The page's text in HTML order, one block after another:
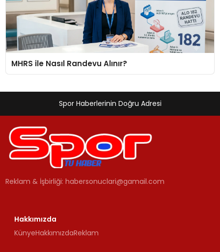
MHRS ile Nasıl Randevu Alınır?
Spor Haberlerinin Doğru Adresi
Reklam & İşbirliği:habersonuclari@gamail.com
Hakkımızda
KünyeHakkımızdaReklam